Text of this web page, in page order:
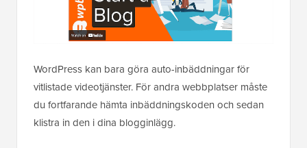
WordPress kan bara göra auto-inbäddningar för
vitlistade videotjänster. För andra webbplatser måste
du fortfarande hämta inbäddningskoden och sedan
klistra in den i dina blogginlägg.